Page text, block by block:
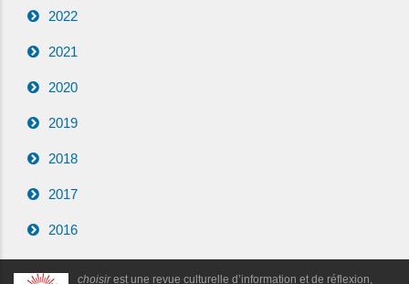
2022
2021
2020
2019
2018
2017
2016
choisirest une revue culturelle d’information et de réflexion,